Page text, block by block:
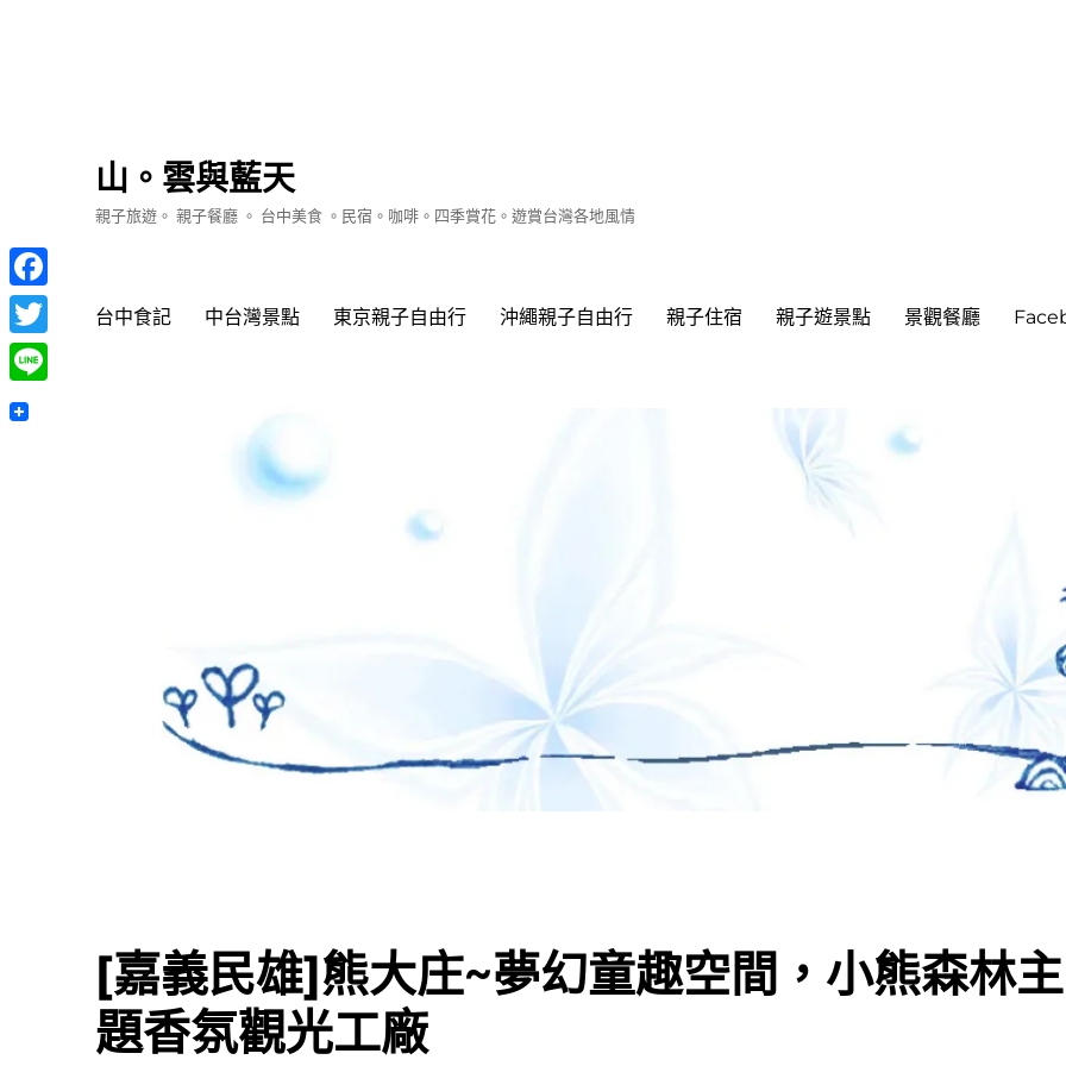
山。雲與藍天
親子旅遊。 親子餐廳 。 台中美食 。民宿。咖啡。四季賞花。遊賞台灣各地風情
台中食記 中台灣景點 東京親子自由行 沖繩親子自由行 親子住宿 親子遊景點 景觀餐廳
[嘉義民雄]熊大庄~夢幻童趣空間，小熊森林主
題香氛觀光工廠
Facebook
Twitter
Line